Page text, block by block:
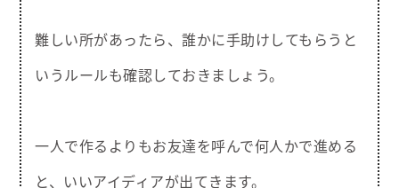
難しい所があったら、誰かに手助けしてもらうと
いうルールも確認しておきましょう。
一人で作るよりもお友達を呼んで何人かで進める
と、いいアイディアが出てきます。